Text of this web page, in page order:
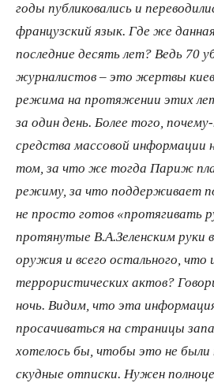
годы публиковались и
французский язык. Где же
последние десять лет? Ведь 70
журналистов – это жертвы
режима на протяжении этих
за один день. Более того,
средства массовой информации
том, за что же тогда Париж
режиму, за что поддерживает
не просто готов «протягивать
протянутые В.А.Зеленским руки
оружия и всего остального, что
террористических актов?
ночь. Видим, что эта
просачиваться на страницы
хотелось бы, чтобы это не
скудные отписки. Нужен